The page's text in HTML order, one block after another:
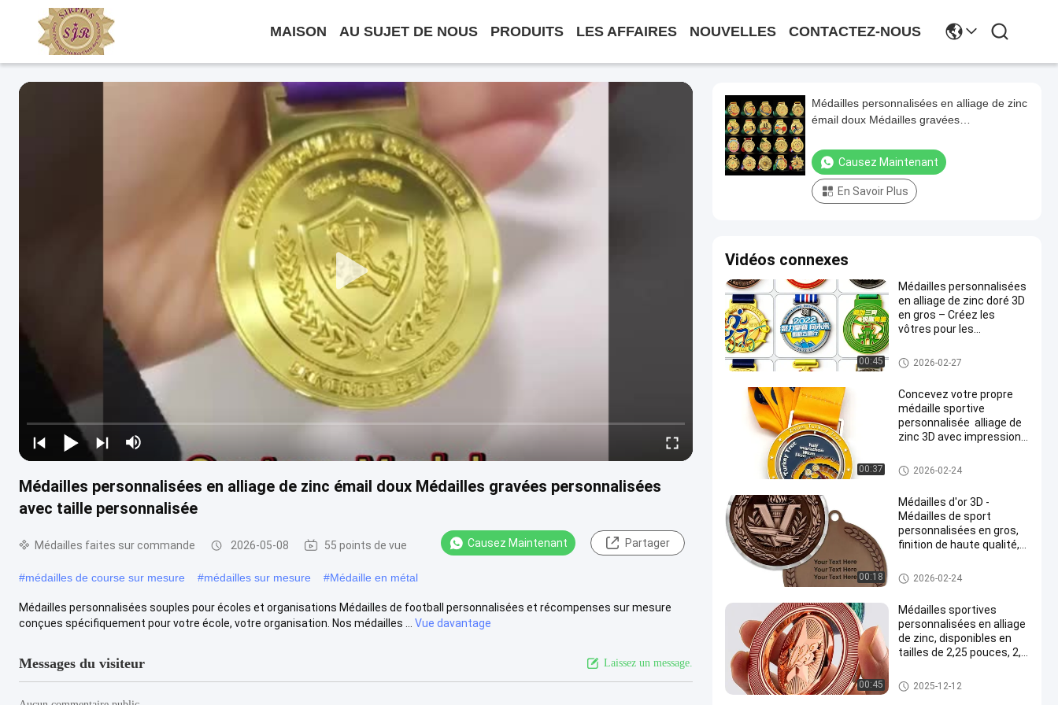
MAISON AU SUJET DE NOUS PRODUITS LES AFFAIRES NOUVELLES CONTACTEZ-NOUS
Médailles personnalisées en alliage de zinc émail doux Médailles gravées personnalisées
avec taille personnalisée
Médailles faites sur commande 2026-05-08 55 points de vue Causez Maintenant Partager
#médailles de course sur mesure #médailles sur mesure #Médaille en métal
Médailles personnalisées souples pour écoles et organisations Médailles de football personnalisées et récompenses sur mesure
conçues spécifiquement pour votre école, votre organisation. Nos médailles ...
Vue davantage
Messages du visiteur Laissez un message.
Médailles personnalisées en alliage de zinc
émail doux Médailles gravées
Causez Maintenant
En Savoir Plus
Vidéos connexes
00:45
Médailles personnalisées
en alliage de zinc doré 3D
en gros – Créez les
vôtres pour les
pied et les récompenses
sportives
Médailles faites sur command
e
2026-02-27
00:37
Concevez votre propre
médaille sportive
personnalisée ️ alliage de
zinc 3D avec impression
marathon, la remise des
diplômes et les prix
Médailles faites sur command
e
2026-02-24
00:18
Médailles d'or 3D -
Médailles de sport
personnalisées en gros,
finition de haute qualité,
direct
Médailles faites sur command
e
2026-02-24
00:45
Médailles sportives
personnalisées en alliage
de zinc, disponibles en
tailles de 2,25 pouces, 2,5
les clubs de natation et
les événements sur le
Médailles faites sur command
e
2025-12-12